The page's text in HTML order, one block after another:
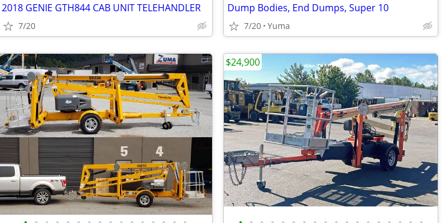
2018 GENIE GTH844 CAB UNIT TELEHANDLER
7/20
Dump Bodies, End Dumps, Super 10
7/20 Yuma
$24,900